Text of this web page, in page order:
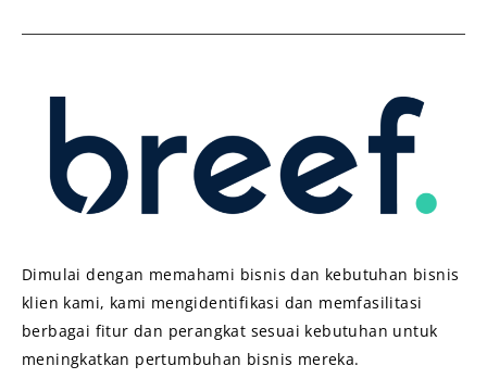
Dimulai dengan memahami bisnis dan kebutuhan bisnis
klien kami, kami mengidentifikasi dan memfasilitasi
berbagai fitur dan perangkat sesuai kebutuhan untuk
meningkatkan pertumbuhan bisnis mereka.